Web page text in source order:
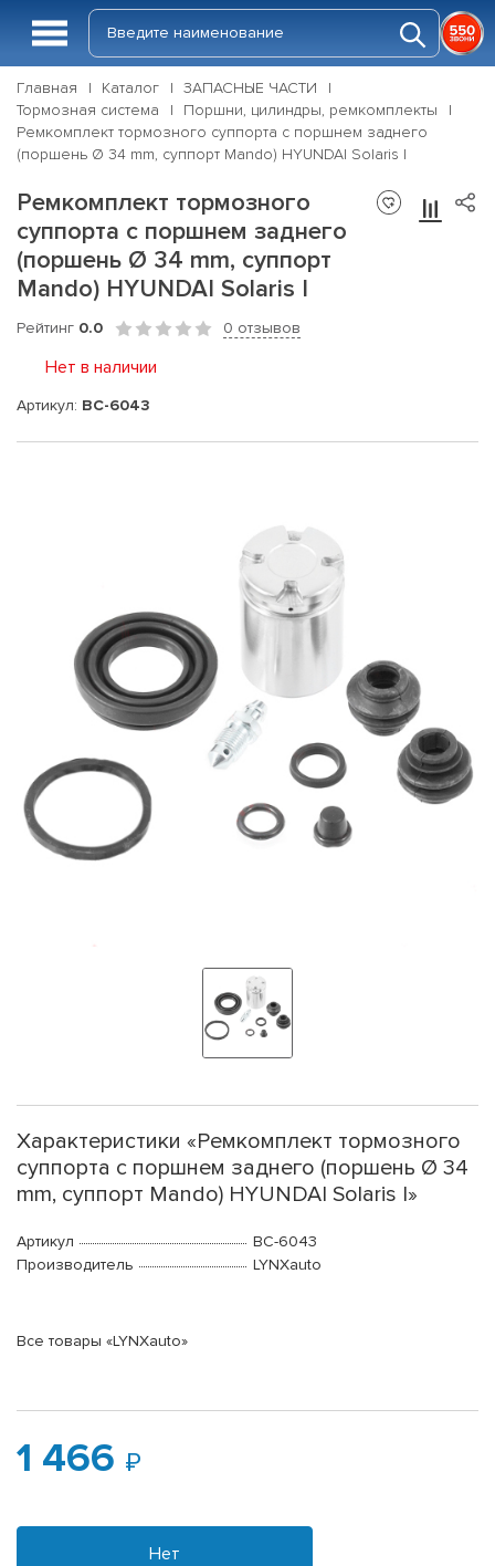
Главная Каталог
ЗАПАСНЫЕ ЧАСТИ
Тормозная система
Поршни, цилиндры, ремкомплекты
Ремкомплект тормозного суппорта с поршнем заднего
(поршень Ø 34 mm, суппорт Mando) HYUNDAI Solaris I
Ремкомплект тормозного
суппорта с поршнем заднего
(поршень Ø 34 mm, суппорт
Mando) HYUNDAI Solaris I
Рейтинг 0.0 0 отзывов
Нет в наличии
Артикул: BC-6043
Характеристики «Ремкомплект тормозного
суппорта с поршнем заднего (поршень Ø 34
mm, суппорт Mando) HYUNDAI Solaris I»
Артикул
BC-6043
Производитель
LYNXauto
Все товары «LYNXauto»
1 466
Нет